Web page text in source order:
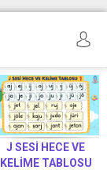
J SESİ HECE VE
KELİME TABLOSU